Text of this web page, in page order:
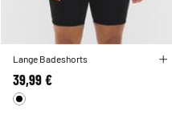
Lange Badeshorts
39,99 €